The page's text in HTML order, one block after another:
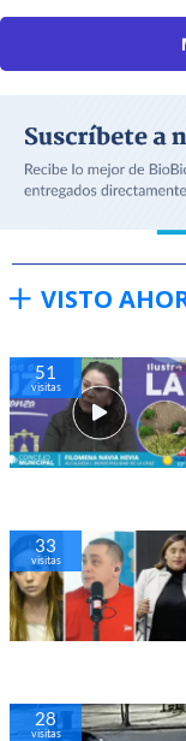
VISTO
51
visitas
33
visitas
28
visitas